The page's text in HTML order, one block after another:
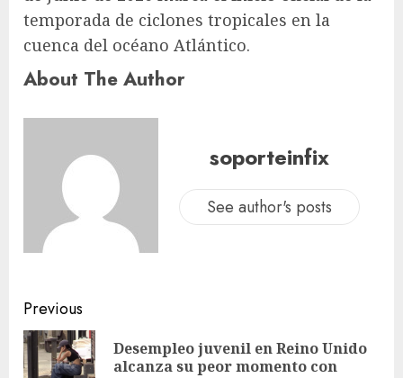
temporada de ciclones tropicales en la
cuenca del océano Atlántico.
About The Author
soporteinfix
See author's posts
Previous
Desempleo juvenil en Reino Unido
alcanza su peor momento con